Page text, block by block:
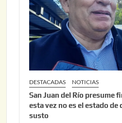
2
6
DESTACADAS NOTICIAS
San Juan del Río presume
esta vez no es el estado de
susto